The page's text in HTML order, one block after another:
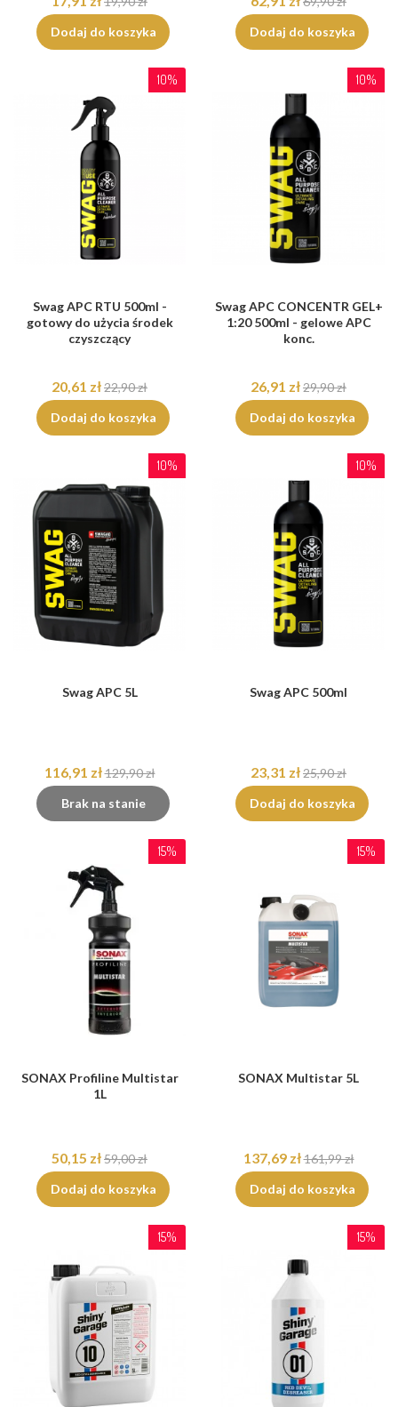
Dodaj do koszyka
Dodaj do koszyka
10%
Swag APC RTU 500ml -
gotowy do użycia środek
czyszczący
20,61 zł22,90 zł
Dodaj do koszyka
10%
Swag APC CONCENTR GEL+
1:20 500ml - gelowe APC
konc.
26,91 zł29,90 zł
Dodaj do koszyka
10%
Swag APC 5L
116,91 zł129,90 zł
Brak na stanie
10%
Swag APC 500ml
23,31 zł25,90 zł
Dodaj do koszyka
15%
SONAX Profiline Multistar
1L
50,15 zł59,00 zł
Dodaj do koszyka
15%
SONAX Multistar 5L
137,69 zł161,99 zł
Dodaj do koszyka
15% 15%